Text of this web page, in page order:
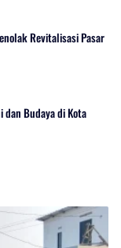
Revitalisasi Pasar
dan Budaya di Kota